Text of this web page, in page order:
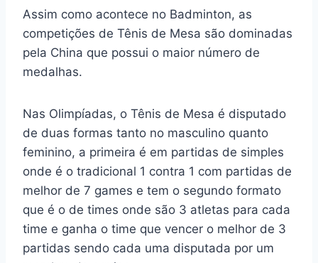
Assim como acontece no Badminton, as
competições de Tênis de Mesa são dominadas
pela China que possui o maior número de
medalhas.
Nas Olimpíadas, o Tênis de Mesa é disputado
de duas formas tanto no masculino quanto
feminino, a primeira é em partidas de simples
onde é o tradicional 1 contra 1 com partidas de
melhor de 7 games e tem o segundo formato
que é o de times onde são 3 atletas para cada
time e ganha o time que vencer o melhor de 3
partidas sendo cada uma disputada por um